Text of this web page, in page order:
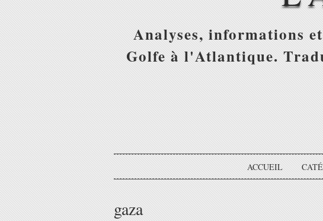
Analyses, informations
Golfe à l'Atlantique.
ACCUEIL
gaza